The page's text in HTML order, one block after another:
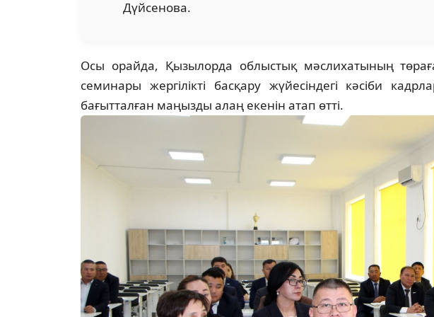
Дүйсенова.
Осы орайда, Қызылорда облыстық мәслихатының
семинары жергілікті басқару жүйесіндегі кәсіби
бағытталған маңызды алаң екенін атап өтті.